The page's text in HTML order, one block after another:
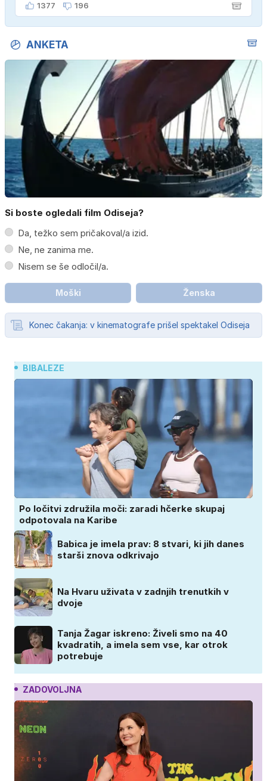
1377 196
ANKETA
Si boste ogledali film Odiseja?
Da, težko sem pričakoval/a izid.
Ne, ne zanima me.
Nisem se še odločil/a.
Moški Ženska
Konec čakanja: v kinematografe prišel spektakel Odiseja
BIBALEZE
Po ločitvi združila moči: zaradi hčerke skupaj
odpotovala na Karibe
Babica je imela prav: 8 stvari, ki jih danes
starši znova odkrivajo
Na Hvaru uživata v zadnjih trenutkih v
dvoje
Tanja Žagar iskreno: Živeli smo na 40
kvadratih, a imela sem vse, kar otrok
potrebuje
ZADOVOLJNA